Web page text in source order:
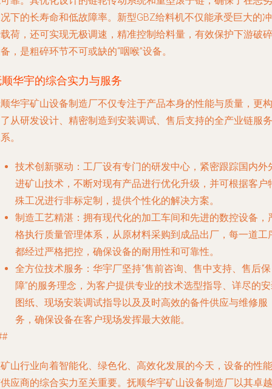
下的长寿命和低故障率。新型GBZ给料机不仅能承受巨大的冲
荷，还可实现无极调速，精准控制给料量，有效保护下游破碎
，是粗碎环节不可或缺的“咽喉”设备。
华宇的综合实力与服务
华宇矿山设备制造厂不仅专注于产品本身的性能与质量，更构
从研发设计、精密制造到安装调试、售后支持的全产业链服务
。
技术创新驱动 ：工厂设有专门的研发中心，紧密跟踪国内外
进矿山技术，不断对现有产品进行优化升级，并可根据客户
殊工况进行非标定制，提供个性化的解决方案。
制造工艺精湛 ：拥有现代化的加工车间和先进的数控设备，
格执行质量管理体系，从原材料采购到成品出厂，每一道工
都经过严格把控，确保设备的耐用性和可靠性。
全方位技术服务 ：华宇厂坚持“售前咨询、售中支持、售后保
障”的服务理念，为客户提供专业的技术选型指导、详尽的
图纸、现场安装调试指导以及及时高效的备件供应与维修服
务，确保设备在客户现场发挥最大效能。
山行业向着智能化、绿色化、高效化发展的今天，设备的性能
应商的综合实力至关重要。抚顺华宇矿山设备制造厂以其卓越